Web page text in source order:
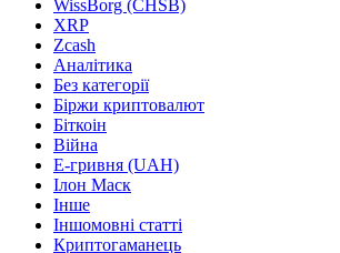
WissBorg (CHSB)
XRP
Zcash
Аналітика
Без категорії
Біржи криптовалют
Біткоін
Війна
Е-гривня (UAH)
Ілон Маск
Інше
Іншомовні статті
Криптогаманець